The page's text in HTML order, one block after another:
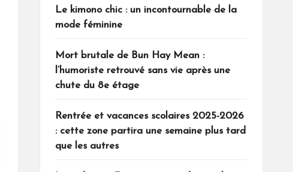
Le kimono chic : un incontournable de la
mode féminine
Mort brutale de Bun Hay Mean :
l’humoriste retrouvé sans vie après une
chute du 8e étage
Rentrée et vacances scolaires 2025-2026
: cette zone partira une semaine plus tard
que les autres